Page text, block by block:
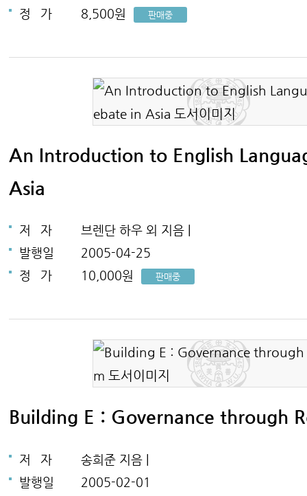
정 가 8,500원 판매중
An Introduction to English
Asia
저 자
브렌단 하우 외 지음 |
발행일
2005-04-25
정
가 10,000원 판매중
Building E : Governance through
저 자
송희준 지음 |
발행일
2005-02-01